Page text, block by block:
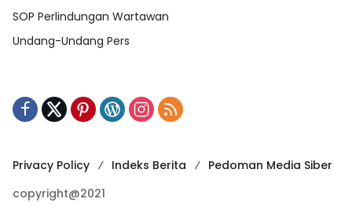
SOP Perlindungan Wartawan
Undang-Undang Pers
Privacy Policy Indeks Berita
Pedoman Media Siber
copyright@2021